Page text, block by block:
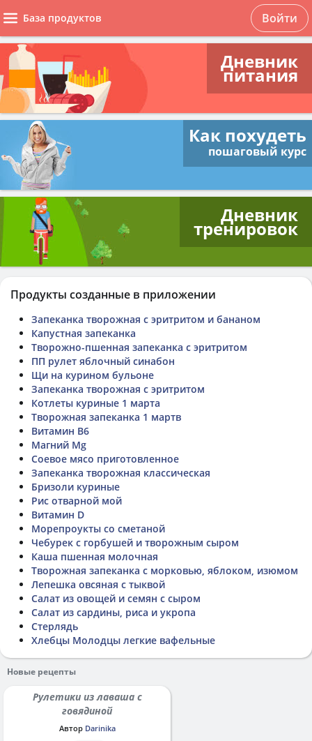
База продуктов Войти
Дневник
питания
Как похудеть
пошаговый курс
Дневник
тренировок
Продукты созданные в приложении
Запеканка творожная с эритритом и бананом
Капустная запеканка
Творожно-пшенная запеканка с эритритом
ПП рулет яблочный синабон
Щи на курином бульоне
Запеканка творожная с эритритом
Котлеты куриные 1 марта
Творожная запеканка 1 мартв
Витамин В6
Магний Mg
Соевое мясо приготовленное
Запеканка творожная классическая
Бризоли куриные
Рис отварной мой
Витамин D
Морепроукты со сметаной
Чебурек с горбушей и творожным сыром
Каша пшенная молочная
Творожная запеканка с морковью, яблоком, изюмом
Лепешка овсяная с тыквой
Салат из овощей и семян с сыром
Салат из сардины, риса и укропа
Стерлядь
Хлебцы Молодцы легкие вафельные
Новые рецепты
Рулетики из лаваша с
говядиной
Автор Darinika